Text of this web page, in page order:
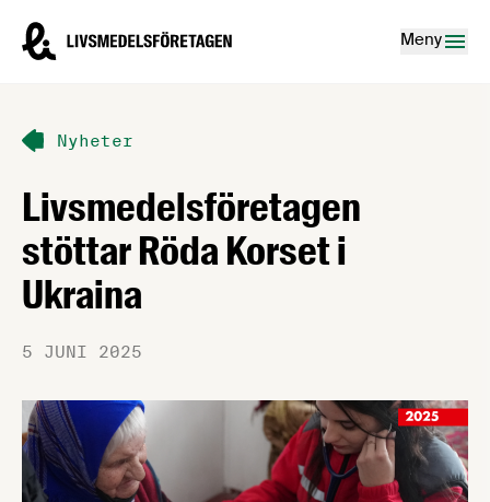
Livsmedelsföretagen – till startsidan
Meny
Nyheter
Livsmedelsföretagen
stöttar Röda Korset i
Ukraina
5 JUNI 2025